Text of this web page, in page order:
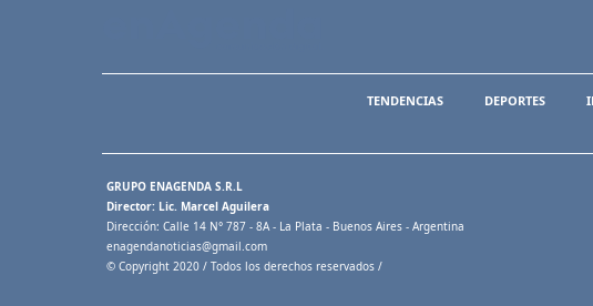
TENDENCIAS DEPORTES
GRUPO ENAGENDA S.R.L
Director: Lic. Marcel Aguilera
Dirección: Calle 14 N° 787 - 8A - La Plata - Buenos Aires - Argentina
enagendanoticias@gmail.com
© Copyright 2020 / Todos los derechos reservados /